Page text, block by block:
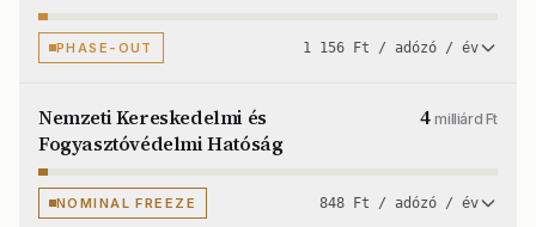
PHASE-OUT 1 156 Ft / adózó / év
Nemzeti Kereskedelmi és
Fogyasztóvédelmi Hatóság
4milliárd Ft
NOMINAL FREEZE 848 Ft / adózó / év